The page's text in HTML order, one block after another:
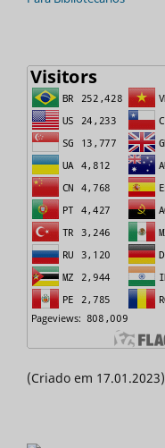
(Criado em 17.01.2023)